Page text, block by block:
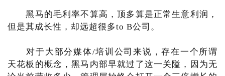
黑马的毛利率不算高，顶多算是正常生意利润，
但是其成长性，却远超很多to B公司。
对于大部分媒体/培训公司来说，存在一个所谓
天花板的概念，黑马内部早就过了这一关隘，因为无